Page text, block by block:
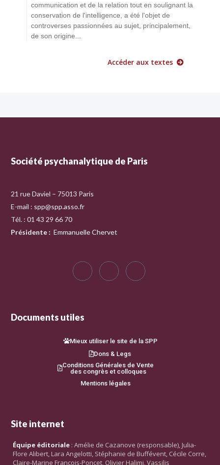
communication et de la relation tout en soulignant la
conservation de l'intelligence, a été l'objet de
controverses passionnées au sujet, principalement,
de son origine...
Accéder aux textes
Société psychanalytique de Paris
21 rue Daviel – 75013 Paris
E-mail : spp@spp.asso.fr
Tél. : 01 43 29 66 70
Présidente : Emmanuelle Chervet
Documents utiles
Mieux utiliser le site de la SPP
Dons & Legs
Conditions Générales de Vente
des congrès et colloques
Mentions légales
Site internet
Équipe éditoriale : Amélie de Cazanove (responsable), Julia-
Flore Alibert, Lara Angelotti, Stéphanie de Buffévent, Cécile Corre,
Claire-Marine François-Poncet, Olivier Halimi, Vassilis